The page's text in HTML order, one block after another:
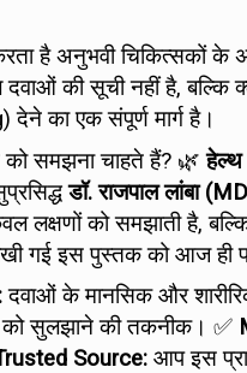
है अनुभवी चिकित्सकों के
की सूची नहीं है, बल्कि
का एक संपूर्ण मार्ग है।
को समझना चाहते हैं? 🌿हेल्थ
डॉ. राजपाल लांबा
को समझाती है, बल्कि
गई इस पुस्तक को आज ही
दवाओं के मानसिक और
को सुलझाने की तकनीक। ✅
Source: आप इस